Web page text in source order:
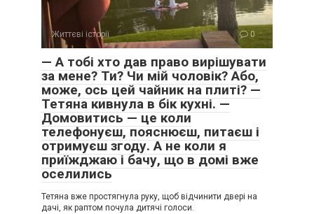
Життєві історії 0
— А тобі хто дав право вирішувати
за мене? Ти? Чи мій чоловік? Або,
може, ось цей чайник на плиті? —
Тетяна кивнула в бік кухні. —
Домовитись — це коли
телефонуєш, пояснюєш, питаєш і
отримуєш згоду. А не коли я
приїжджаю і бачу, що в домі вже
оселились
Тетяна вже простягнула руку, щоб відчинити двері на
дачі, як раптом почула дитячі голоси.